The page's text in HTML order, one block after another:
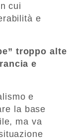
cui
e
troppo alte
e
e
la base
ma va